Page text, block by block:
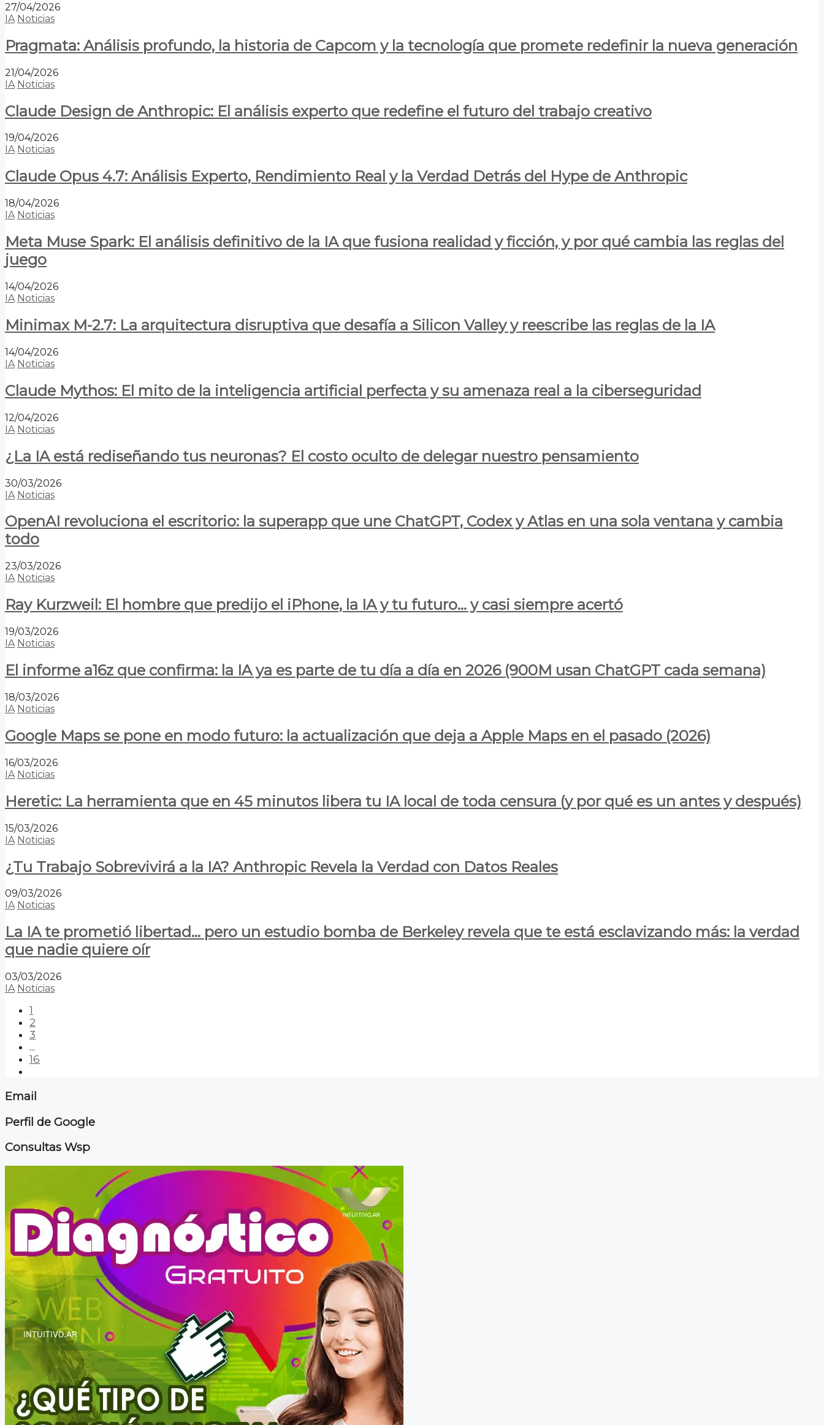
27/04/2026
IA Noticias
Pragmata: Análisis profundo, la historia de Capcom y la tecnología que promete redefinir la nueva generación
21/04/2026
IA Noticias
Claude Design de Anthropic: El análisis experto que redefine el futuro del trabajo creativo
19/04/2026
IA Noticias
Claude Opus 4.7: Análisis Experto, Rendimiento Real y la Verdad Detrás del Hype de Anthropic
18/04/2026
IA Noticias
Meta Muse Spark: El análisis definitivo de la IA que fusiona realidad y ficción, y por qué cambia las reglas del
juego
14/04/2026
IA Noticias
Minimax M-2.7: La arquitectura disruptiva que desafía a Silicon Valley y reescribe las reglas de la IA
14/04/2026
IA Noticias
Claude Mythos: El mito de la inteligencia artificial perfecta y su amenaza real a la ciberseguridad
12/04/2026
IA Noticias
¿La IA está rediseñando tus neuronas? El costo oculto de delegar nuestro pensamiento
30/03/2026
IA Noticias
OpenAI revoluciona el escritorio: la superapp que une ChatGPT, Codex y Atlas en una sola ventana y cambia
todo
23/03/2026
IA Noticias
Ray Kurzweil: El hombre que predijo el iPhone, la IA y tu futuro… y casi siempre acertó
19/03/2026
IA Noticias
El informe a16z que confirma: la IA ya es parte de tu día a día en 2026 (900M usan ChatGPT cada semana)
18/03/2026
IA Noticias
Google Maps se pone en modo futuro: la actualización que deja a Apple Maps en el pasado (2026)
16/03/2026
IA Noticias
Heretic: La herramienta que en 45 minutos libera tu IA local de toda censura (y por qué es un antes y después)
15/03/2026
IA Noticias
¿Tu Trabajo Sobrevivirá a la IA? Anthropic Revela la Verdad con Datos Reales
09/03/2026
IA Noticias
La IA te prometió libertad… pero un estudio bomba de Berkeley revela que te está esclavizando más: la verdad
que nadie quiere oír
03/03/2026
IA Noticias
1
2
3
...
16
Email
Perfil de Google
Consultas Wsp